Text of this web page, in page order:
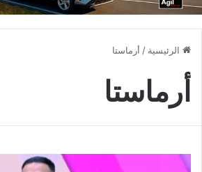
الرئيسية / أرماستا
أرماستا